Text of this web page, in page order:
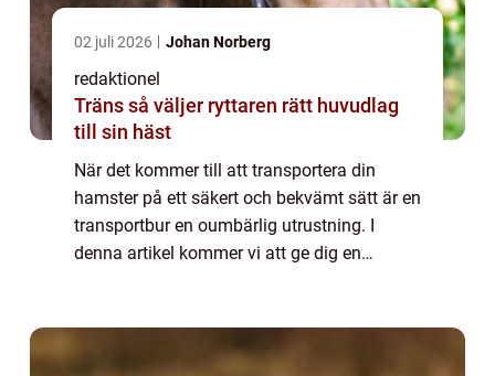
02 juli 2026 Johan Norberg
redaktionel
Träns så väljer ryttaren rätt huvudlag
till sin häst
När det kommer till att transportera din
hamster på ett säkert och bekvämt sätt är en
transportbur en oumbärlig utrustning. I
denna artikel kommer vi att ge dig en